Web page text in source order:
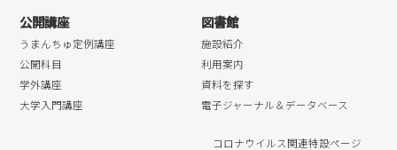
公開講座
うまんちゅ定例講座
公開科目
学外講座
大学入門講座
図書館
施設紹介
利用案内
資料を探す
電子ジャーナル＆データベース
コロナウイルス関連特設ページ